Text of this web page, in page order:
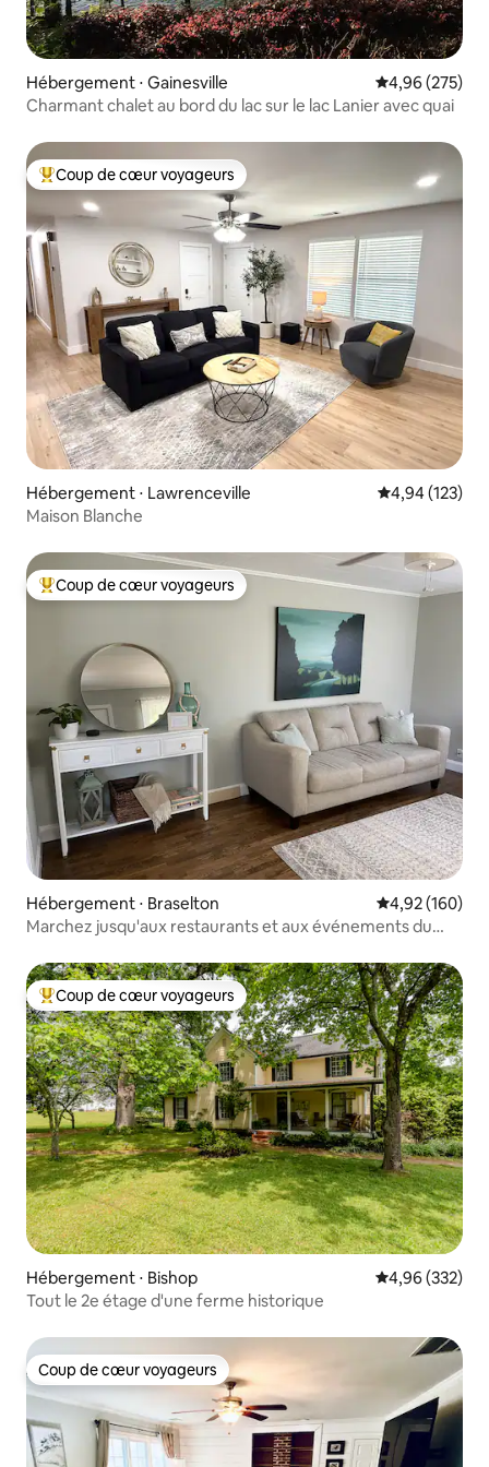
Hébergement ⋅ Gainesville Évaluation
4,96 (275)
Charmant chalet au bord du lac sur le lac Lanier avec quai
Coups de cœur voyageurs les plus appréciés
Coup de cœur voyageurs
Hébergement ⋅ Lawrenceville Évaluation
4,94 (123)
Maison Blanche
Coups de cœur voyageurs les plus appréciés
Coup de cœur voyageurs
Hébergement ⋅ Braselton Évaluation
4,92 (160)
Marchez jusqu'aux restaurants et aux événements du
Coups de cœur voyageurs les plus appréciés
Coup de cœur voyageurs
Hébergement ⋅ Bishop Évaluation
4,96 (332)
Tout le 2e étage d'une ferme historique
Coup de cœur voyageurs
Coup de cœur voyageurs